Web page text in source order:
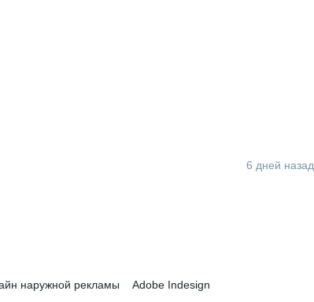
6 дней назад
наружной рекламы
Adobe Indesign